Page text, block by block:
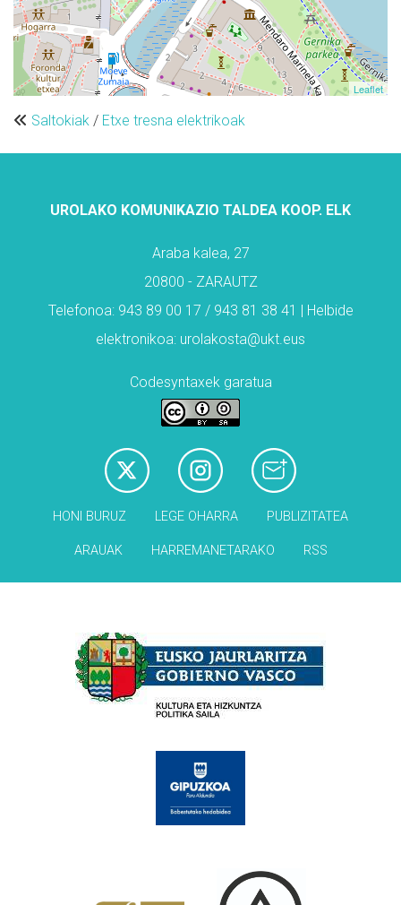
Leaflet
Saltokiak / Etxe tresna elektrikoak
UROLAKO KOMUNIKAZIO TALDEA KOOP. ELK
Araba kalea, 27
20800 - ZARAUTZ
Telefonoa: 943 89 00 17 / 943 81 38 41 | Helbide
elektronikoa: urolakosta@ukt.eus
Codesyntaxek garatua
HONI BURUZ LEGE OHARRA PUBLIZITATEA
ARAUAK HARREMANETARAKO RSS